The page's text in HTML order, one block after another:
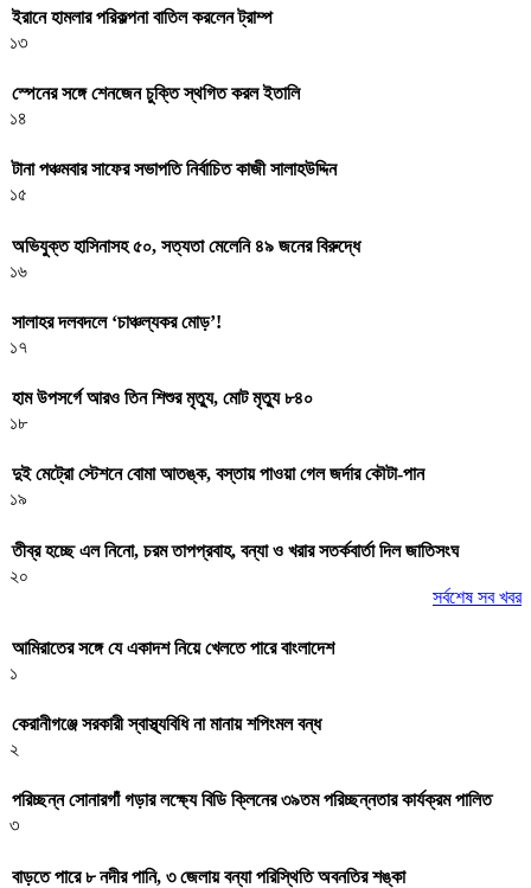
ইরানে হামলার পরিকল্পনা বাতিল করলেন ট্রাম্প
১৩
স্পেনের সঙ্গে শেনজেন চুক্তি স্থগিত করল ইতালি
১৪
টানা পঞ্চমবার সাফের সভাপতি নির্বাচিত কাজী সালাহউদ্দিন
১৫
অভিযুক্ত হাসিনাসহ ৫০, সত্যতা মেলেনি ৪৯ জনের বিরুদ্ধে
১৬
সালাহর দলবদলে ‘চাঞ্চল্যকর মোড়’!
১৭
হাম উপসর্গে আরও তিন শিশুর মৃত্যু, মোট মৃত্যু ৮৪০
১৮
দুই মেট্রো স্টেশনে বোমা আতঙ্ক, বস্তায় পাওয়া গেল জর্দার কৌটা-পান
১৯
তীব্র হচ্ছে এল নিনো, চরম তাপপ্রবাহ, বন্যা ও খরার সতর্কবার্তা দিল জাতিসংঘ
২০
সর্বশেষ সব খবর
আমিরাতের সঙ্গে যে একাদশ নিয়ে খেলতে পারে বাংলাদেশ
১
কেরানীগঞ্জে সরকারী স্বাস্থ্যবিধি না মানায় শপিংমল বন্ধ
২
পরিচ্ছন্ন সোনারগাঁ গড়ার লক্ষ্যে বিডি ক্লিনের ৩৯তম পরিচ্ছন্নতার কার্যক্রম পালিত
৩
বাড়তে পারে ৮ নদীর পানি, ৩ জেলায় বন্যা পরিস্থিতি অবনতির শঙ্কা